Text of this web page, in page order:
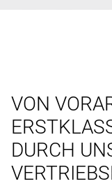
VON
DURCH